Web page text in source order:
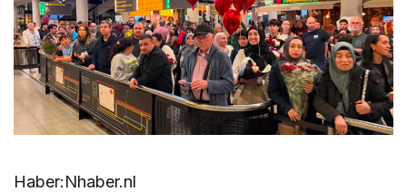
Haber:Nhaber.nl